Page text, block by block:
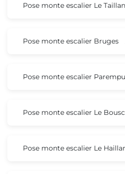
Pose monte escalier Le
Pose monte escalier Bruges
Pose monte escalier
Pose monte escalier Le
Pose monte escalier Le